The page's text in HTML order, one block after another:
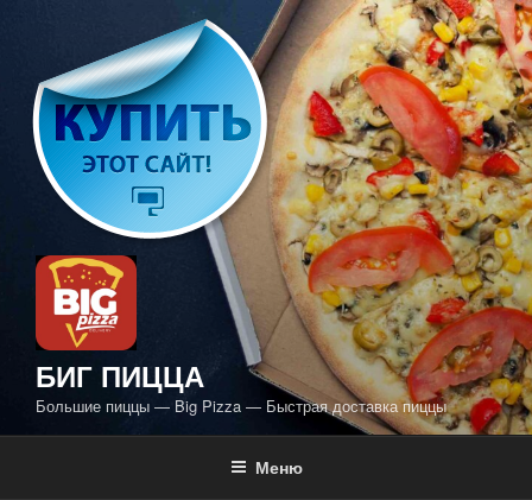
содержимому
БИГ ПИЦЦА
Большие пиццы — Big Pizza — Быстрая доставка пиццы
Меню